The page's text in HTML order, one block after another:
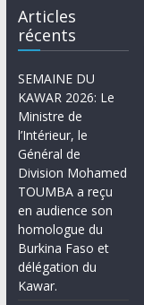
Articles
récents
SEMAINE DU
KAWAR 2026: Le
Ministre de
l’Intérieur, le
Général de
Division Mohamed
TOUMBA a reçu
en audience son
homologue du
Burkina Faso et
délégation du
Kawar.